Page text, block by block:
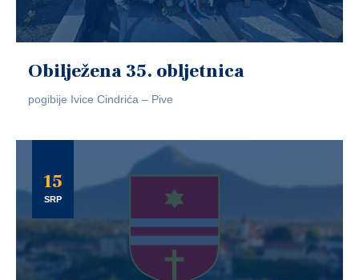
Obilježena 35. obljetnica
pogibije Ivice Cindrića – Pive
15
SRP